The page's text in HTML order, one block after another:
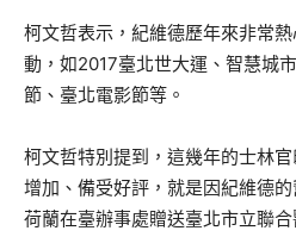
柯文哲表示，紀維德歷年來非常
動，如2017臺北世大運、智慧城
節、臺北電影節等。
柯文哲特別提到，這幾年的士林
增加、備受好評，就是因紀維德
荷蘭在臺辦事處贈送臺北市立聯